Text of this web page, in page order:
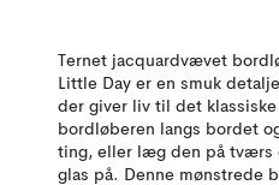
Ternet jacquardvævet
Little Day er en smuk
der giver liv til det
bordløberen langs bordet
ting, eller læg den på tværs
glas på. Denne mønstrede